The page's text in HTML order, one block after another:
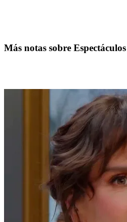
Más notas sobre Espectáculos